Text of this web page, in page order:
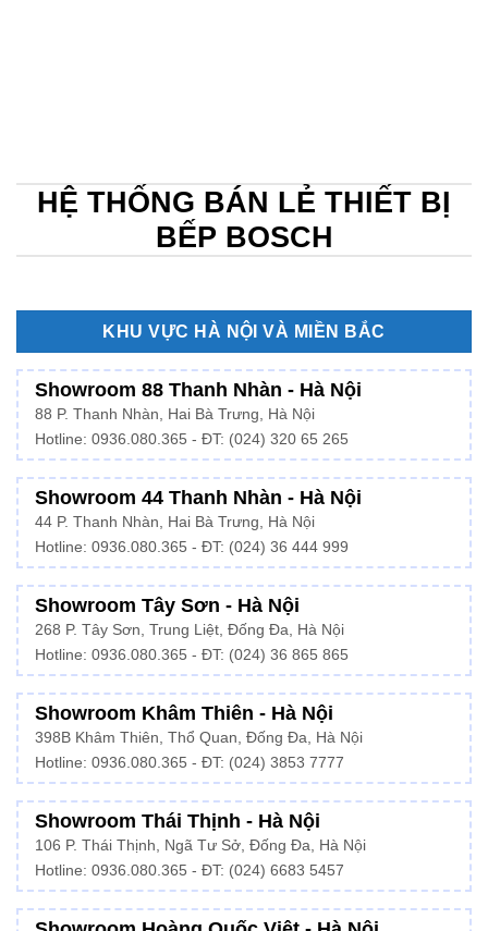
HỆ THỐNG BÁN LẺ THIẾT BỊ
BẾP BOSCH
KHU VỰC HÀ NỘI VÀ MIỀN BẮC
Showroom 88 Thanh Nhàn - Hà Nội
88 P. Thanh Nhàn, Hai Bà Trưng, Hà Nội
Hotline: 0936.080.365 - ĐT: (024) 320 65 265
Showroom 44 Thanh Nhàn - Hà Nội
44 P. Thanh Nhàn, Hai Bà Trưng, Hà Nội
Hotline: 0936.080.365 - ĐT: (024) 36 444 999
Showroom Tây Sơn - Hà Nội
268 P. Tây Sơn, Trung Liệt, Đống Đa, Hà Nội
Hotline: 0936.080.365 - ĐT: (024) 36 865 865
Showroom Khâm Thiên - Hà Nội
398B Khâm Thiên, Thổ Quan, Đống Đa, Hà Nội
Hotline: 0936.080.365 - ĐT: (024) 3853 7777
Showroom Thái Thịnh - Hà Nội
106 P. Thái Thịnh, Ngã Tư Sở, Đống Đa, Hà Nội
Hotline: 0936.080.365 - ĐT: (024) 6683 5457